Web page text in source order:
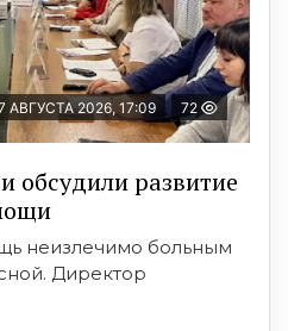
АВГУСТА 2026, 17:09 72
обсудили развитие
неизлечимо больным
Директор